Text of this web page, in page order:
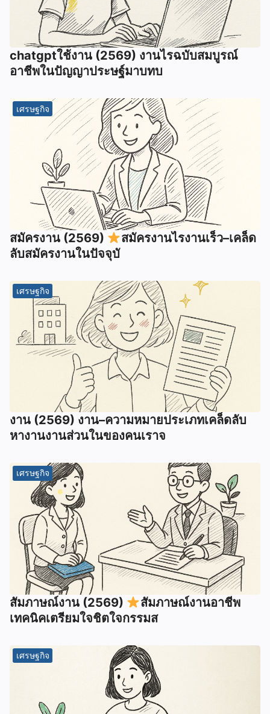
chatgptใช้งาน (2569) งานไรฉบับสมบูรณ์
อาชีพในปัญญาประษฐ์มาบทบ
เศรษฐกิจ
สมัครงาน (2569)
สมัครงานไรงานเร็ว–เคล็ด
ลับสมัครงานในปัจจุบั
เศรษฐกิจ
งาน (2569) งาน–ความหมายประเภทเคล็ดลับ
หางานงานส่วนในของคนเราจ
เศรษฐกิจ
สัมภาษณ์งาน (2569)
สัมภาษณ์งานอาชีพ
เทคนิคเตรียมใจชิตใจกรรมส
เศรษฐกิจ